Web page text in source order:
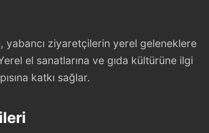
ziyaretçilerin yerel geleneklere
el sanatlarına ve gıda kültürüne ilgi
katkı sağlar.